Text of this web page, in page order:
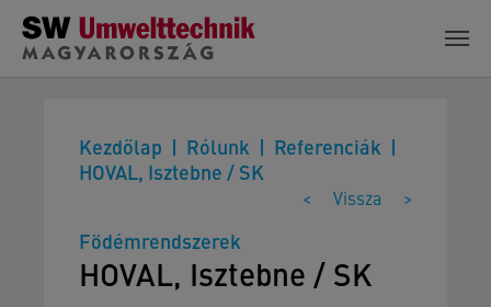
Skip to main content
Kezdőlap Rólunk
Referenciák
HOVAL, Isztebne / SK
< Vissza >
Födémrendszerek
HOVAL, Isztebne / SK